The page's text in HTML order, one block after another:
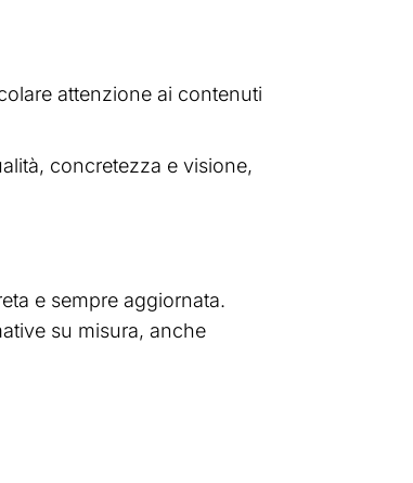
attenzione ai contenuti
concretezza e visione,
e sempre aggiornata.
su misura, anche